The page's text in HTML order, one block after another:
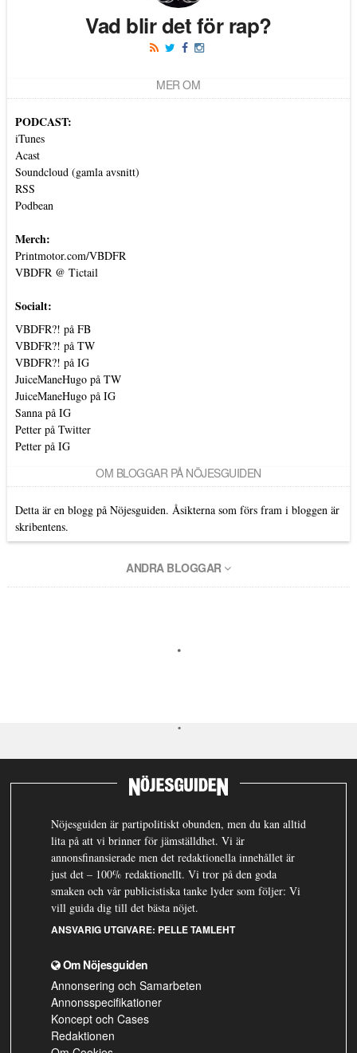
Vad blir det för rap?
MER OM
PODCAST:
iTunes
Acast
Soundcloud (gamla avsnitt)
RSS
Podbean
Merch:
Printmotor.com/VBDFR
VBDFR @ Tictail
Socialt:
VBDFR?! på FB
VBDFR?! på TW
VBDFR?! på IG
JuiceManeHugo på TW
JuiceManeHugo på IG
Sanna på IG
Petter på Twitter
Petter på IG
OM BLOGGAR PÅ NÖJESGUIDEN
Detta är en blogg på Nöjesguiden. Åsikterna som förs fram i bloggen är
skribentens.
ANDRA BLOGGAR
Nöjesguiden är partipolitiskt obunden, men du kan alltid
lita på att vi brinner för jämställdhet. Vi är
annonsfinansierade men det redaktionella innehållet är
just det – 100% redaktionellt. Vi tror på den goda
smaken och vår publicistiska tanke lyder som följer: Vi
vill guida dig till det bästa nöjet.
ANSVARIG UTGIVARE: PELLE TAMLEHT
Om Nöjesguiden
Annonsering och Samarbeten
Annonsspecifikationer
Koncept och Cases
Redaktionen